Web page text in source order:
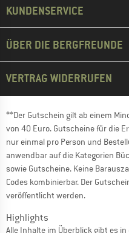
KUNDENSERVICE
ÜBER DIE BERGFREUNDE
VERTRAG WIDERRUFEN
**Der Gutschein gilt ab einem
von 40 Euro. Gutscheine für die
nur einmal pro Person und
anwendbar auf die Kategorien
sowie Gutscheine. Keine
Codes kombinierbar. Der
veröffentlicht werden.
Highlights
Alle Inhalte im Überblick gibt es in